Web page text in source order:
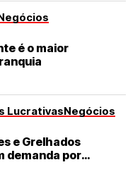
é o maior
LucrativasNegócios
e Grelhados
demanda por
qualidade